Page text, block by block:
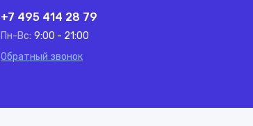
+7 495 414 28 79
Пн-Вс: 9:00 - 21:00
Обратный звонок